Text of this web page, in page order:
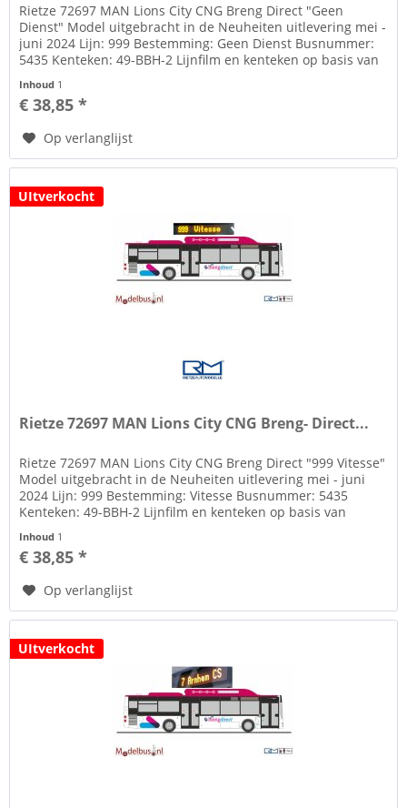
Rietze 72697 MAN Lions City CNG Breng Direct "Geen
Dienst" Model uitgebracht in de Neuheiten uitlevering mei -
juni 2024 Lijn: 999 Bestemming: Geen Dienst Busnummer:
5435 Kenteken: 49-BBH-2 Lijnfilm en kenteken op basis van
Inhoud 1
€ 38,85 *
Op verlanglijst
UItverkocht
Rietze 72697 MAN Lions City CNG Breng- Direct...
Rietze 72697 MAN Lions City CNG Breng Direct "999 Vitesse"
Model uitgebracht in de Neuheiten uitlevering mei - juni
2024 Lijn: 999 Bestemming: Vitesse Busnummer: 5435
Kenteken: 49-BBH-2 Lijnfilm en kenteken op basis van
Inhoud 1
€ 38,85 *
Op verlanglijst
UItverkocht